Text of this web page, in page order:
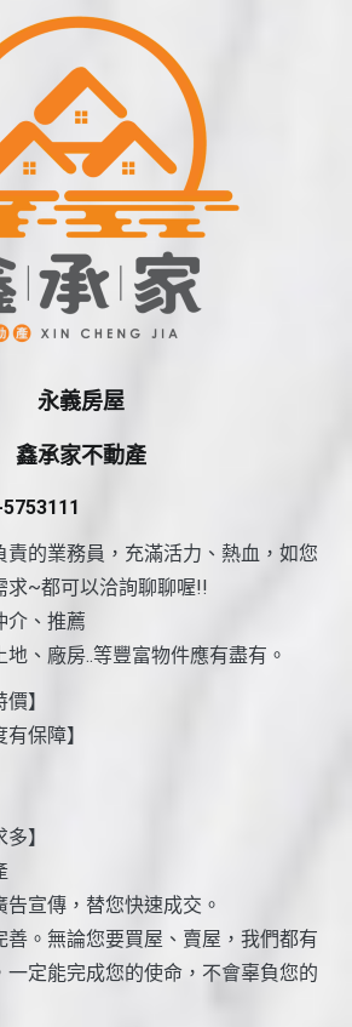
永義房屋
鑫承家不動產
責的業務員，充滿活力、熱血，如您
求~都可以洽詢聊聊喔!!
介、推薦
、廠房..等豐富物件應有盡有。
】
保障】
】
宣傳，替您快速成交。
善。無論您要買屋、賣屋，我們都有
一定能完成您的使命，不會辜負您的